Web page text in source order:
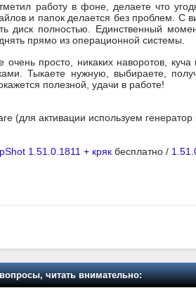
работу в фоне, делаете что
и папок делается без проблем.
диск полностью. Единственный
прямо из операционной системы.
очень просто, никаких наворотов,
Тыкаете нужную, выбираете,
полезной, удачи в работе!
(для активации используем
1.51.0.1811 + кряк бесплатно /
читать внимательно: